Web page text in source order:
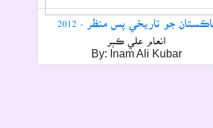
پاڪستان جو تاريخي پس منظر - 2012
انعام علي ڪٻر
By: Inam Ali Kubar